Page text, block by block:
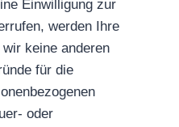
Einwilligung zur
werden Ihre
keine anderen
für die
oder